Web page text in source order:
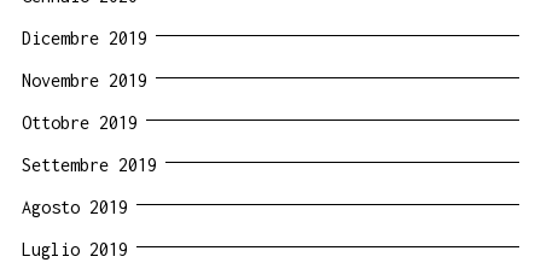
Dicembre 2019
Novembre 2019
Ottobre 2019
Settembre 2019
Agosto 2019
Luglio 2019